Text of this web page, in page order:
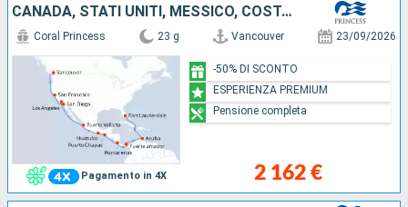
CANADA, STATI UNITI, MESSICO, COSTA RICA, PANAMA, ARUBA
Pagamento in 4X
Coral Princess 23 g Vancouver 23/09/2026
2 162 €
-50% DI SCONTO
ESPERIENZA PREMIUM
Pensione completa